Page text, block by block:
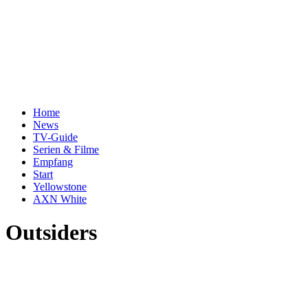
Home
News
TV-Guide
Serien & Filme
Empfang
Start
Yellowstone
AXN White
Outsiders